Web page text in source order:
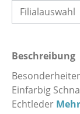
Beschreibung
Einfarbig
Echtleder Mehr